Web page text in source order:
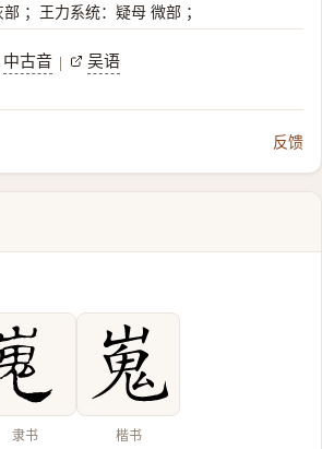
；王力系统：疑母 微部 ；
中古音 | 吴语
反馈
隶书 楷书